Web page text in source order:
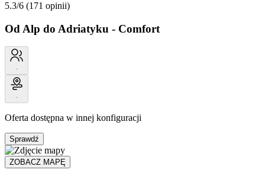
5.3/6 (171 opinii)
Od Alp do Adriatyku - Comfort
-
-
Oferta dostępna w innej konfiguracji
Sprawdź
ZOBACZ MAPĘ